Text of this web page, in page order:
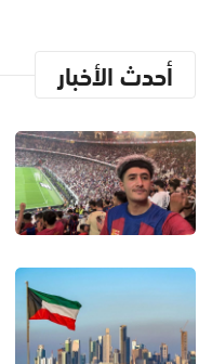
أحدث الأخبار